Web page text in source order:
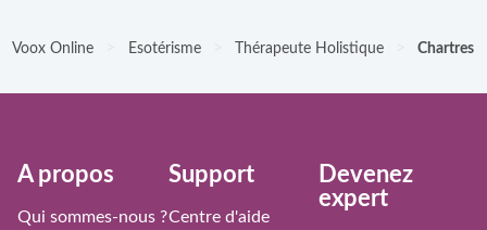
Voox Online Esotérisme Thérapeute Holistique Chartres
À propos
Qui sommes-nous ?
Support
Centre d'aide
Devenez
expert